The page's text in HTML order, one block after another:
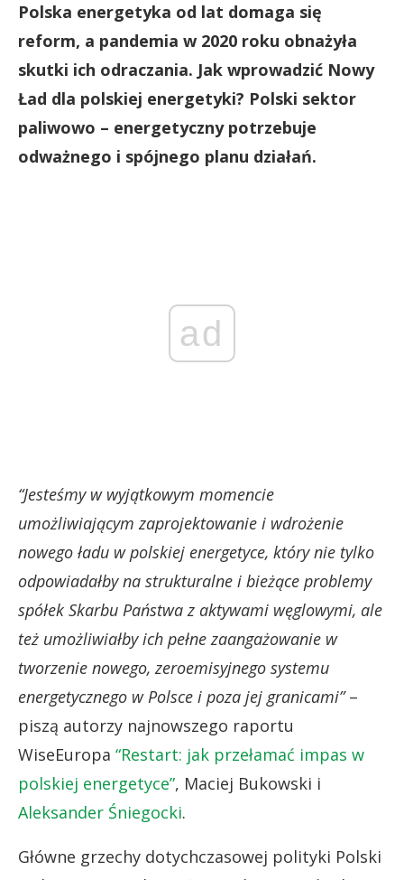
Polska energetyka od lat domaga się
reform, a pandemia w 2020 roku obnażyła
skutki ich odraczania. Jak wprowadzić Nowy
Ład dla polskiej energetyki? Polski sektor
paliwowo – energetyczny potrzebuje
odważnego i spójnego planu działań.
ad
“Jesteśmy w wyjątkowym momencie
umożliwiającym zaprojektowanie i wdrożenie
nowego ładu w polskiej energetyce, który nie tylko
odpowiadałby na strukturalne i bieżące problemy
spółek Skarbu Państwa z aktywami węglowymi, ale
też umożliwiałby ich pełne zaangażowanie w
tworzenie nowego, zeroemisyjnego systemu
energetycznego w Polsce i poza jej granicami”–
piszą autorzy najnowszego raportu
WiseEuropa “Restart: jak przełamać impas w
polskiej energetyce”, Maciej Bukowski i
Aleksander Śniegocki.
Główne grzechy dotychczasowej polityki Polski